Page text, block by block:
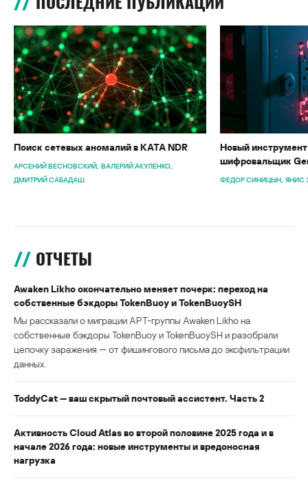
Поиск сетевых аномалий в KATA NDR
АРСЕНИЙ ВЕСНОВСКИЙ ВАЛЕРИЙ АКУЛЕНКО
ДМИТРИЙ САБАДАШ
Новый
шифровальщик
ФЕДОР СИНИЦЫН ЯНИС
ОТЧЕТЫ
Awaken Likho окончательно меняет почерк: переход на
собственные бэкдоры TokenBuoy и TokenBuoySH
Мы рассказали о миграции APT-группы Awaken Likho на
собственные бэкдоры TokenBuoy и TokenBuoySH и разобрали
цепочку заражения — от фишингового письма до эксфильтрации
данных.
ToddyCat — ваш скрытый почтовый ассистент. Часть 2
Активность Cloud Atlas во второй половине 2025 года и в
начале 2026 года: новые инструменты и вредоносная
нагрузка